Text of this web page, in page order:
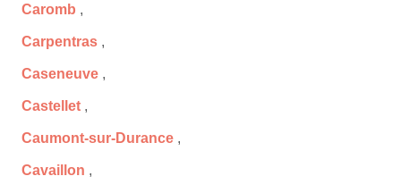
Caromb ,
Carpentras ,
Caseneuve ,
Castellet ,
Caumont-sur-Durance ,
Cavaillon ,